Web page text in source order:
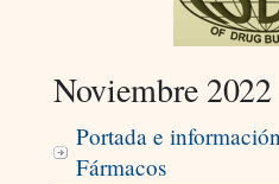
Noviembre 2022
Portada e
Fármacos